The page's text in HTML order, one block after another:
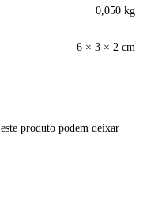
0,050 kg
6 × 3 × 2 cm
produto podem deixar